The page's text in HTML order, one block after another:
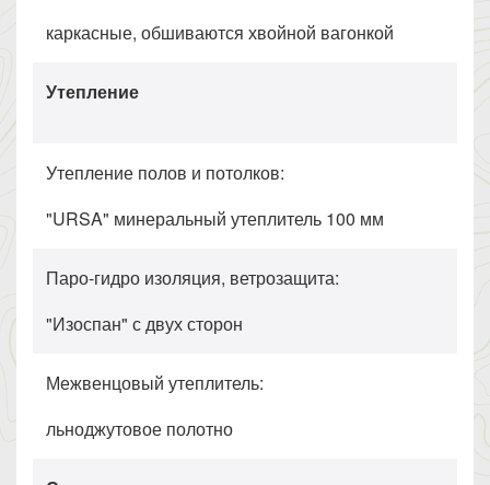
каркасные, обшиваются хвойной вагонкой
Утепление
Утепление полов и потолков:
"URSA" минеральный утеплитель 100 мм
Паро-гидро изоляция, ветрозащита:
"Изоспан" с двух сторон
Межвенцовый утеплитель:
льноджутовое полотно